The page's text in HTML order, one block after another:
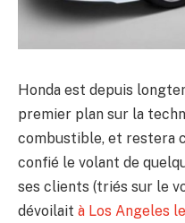
Honda est depuis
premier plan sur la
combustible, et restera
confié le volant de
ses clients (triés sur le
dévoilait à Los Angeles